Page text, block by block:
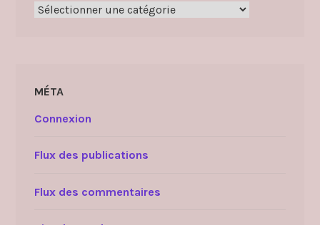
Catégories
MÉTA
Connexion
Flux des publications
Flux des commentaires